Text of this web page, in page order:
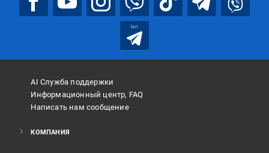
bot
AI Служба поддержки
Информационный центр, FAQ
Написать нам сообщение
КОМПАНИЯ